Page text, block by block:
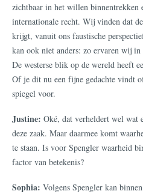
zichtbaar in het willen binnentrekken
internationale recht. Wij vinden dat
krijgt, vanuit ons faustische
kan ook niet anders: zo ervaren wij
De westerse blik op de wereld heeft
Of je dit nu een fijne gedachte vindt
spiegel voor.
Justine: Oké, dat verheldert wel wat
deze zaak. Maar daarmee komt
te staan. Is voor Spengler waarheid
factor van betekenis?
Sophia: Volgens Spengler kan